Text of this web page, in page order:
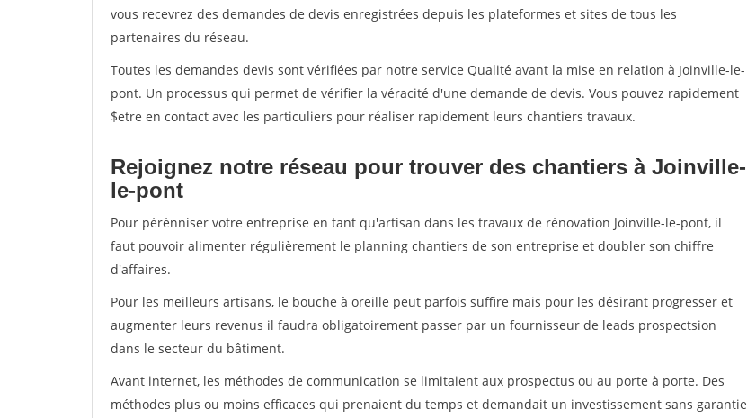
vous recevrez des demandes de devis enregistrées depuis les plateformes et sites de tous les
partenaires du réseau.
Toutes les demandes devis sont vérifiées par notre service Qualité avant la mise en relation à Joinville-le-
pont. Un processus qui permet de vérifier la véracité d'une demande de devis. Vous pouvez rapidement
$etre en contact avec les particuliers pour réaliser rapidement leurs chantiers travaux.
Rejoignez notre réseau pour trouver des chantiers à Joinville-
le-pont
Pour pérénniser votre entreprise en tant qu'artisan dans les travaux de rénovation Joinville-le-pont, il
faut pouvoir alimenter régulièrement le planning chantiers de son entreprise et doubler son chiffre
d'affaires.
Pour les meilleurs artisans, le bouche à oreille peut parfois suffire mais pour les désirant progresser et
augmenter leurs revenus il faudra obligatoirement passer par un fournisseur de leads prospectsion
dans le secteur du bâtiment.
Avant internet, les méthodes de communication se limitaient aux prospectus ou au porte à porte. Des
méthodes plus ou moins efficaces qui prenaient du temps et demandait un investissement sans garantie